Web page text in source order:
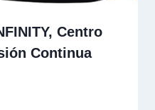
Centro
Continua